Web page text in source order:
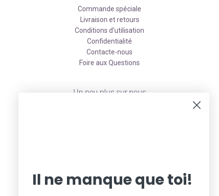
Commande spéciale
Livraison et retours
Conditions d'utilisation
Confidentialité
Contacte-nous
Foire aux Questions
Un peu plus sur nous
Il ne manque que toi!